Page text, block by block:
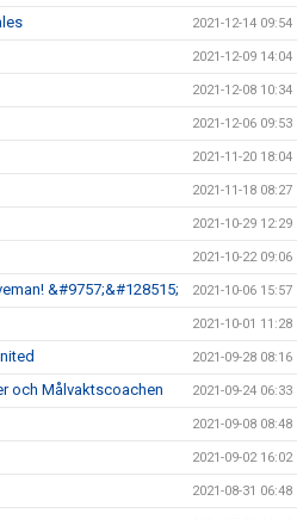
2021-12-14 09:54
2021-12-09 14:04
2021-12-08 10:34
2021-12-06 09:53
2021-11-20 18:04
2021-11-18 08:27
2021-10-29 12:29
2021-10-22 09:06
&#9757;&#128515; 2021-10-06 15:57
2021-10-01 11:28
2021-09-28 08:16
och Målvaktscoachen 2021-09-24 06:33
2021-09-08 08:48
2021-09-02 16:02
2021-08-31 06:48